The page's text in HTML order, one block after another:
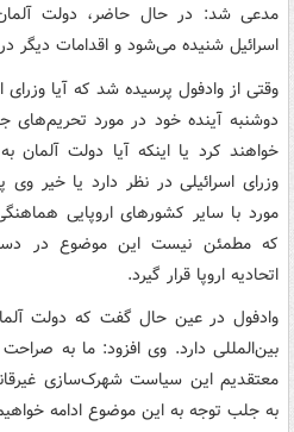
مدعی شد: در حال حاضر، دولت
اسرائیل شنیده می‌شود و اقدامات
وقتی از وادفول پرسیده شد که آیا وزرای
دوشنبه آینده خود در مورد
خواهند کرد یا اینکه آیا دولت آلمان
وزرای اسرائیلی در نظر دارد یا خیر
مورد با سایر کشورهای اروپایی
که مطمئن نیست این موضوع در
اتحادیه اروپا قرار گیرد.
وادفول در عین حال گفت که دولت
بین‌المللی دارد. وی افزود: ما به
معتقدیم این سیاست شهرک‌سازی
به جلب توجه به این موضوع ادامه